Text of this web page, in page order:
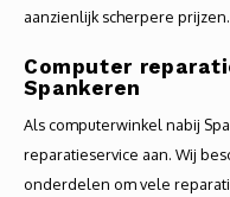
aanzienlijk scherpere prijzen.
Computer
Spankeren
Als computerwinkel nabij
reparatieservice aan. Wij
onderdelen om vele